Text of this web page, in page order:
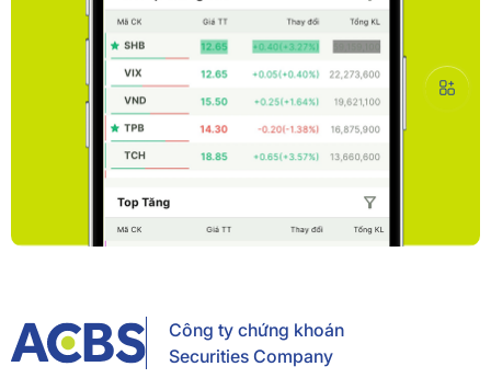
Công ty chứng khoán
Securities Company